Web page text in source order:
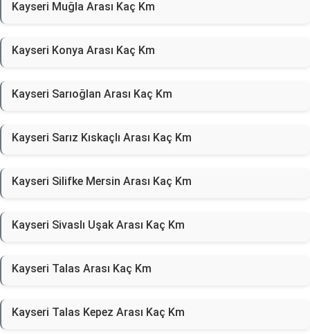
Kayseri Muğla Arası Kaç Km
Kayseri Konya Arası Kaç Km
Kayseri Sarıoğlan Arası Kaç Km
Kayseri Sarız Kıskaçlı Arası Kaç Km
Kayseri Silifke Mersin Arası Kaç Km
Kayseri Sivaslı Uşak Arası Kaç Km
Kayseri Talas Arası Kaç Km
Kayseri Talas Kepez Arası Kaç Km